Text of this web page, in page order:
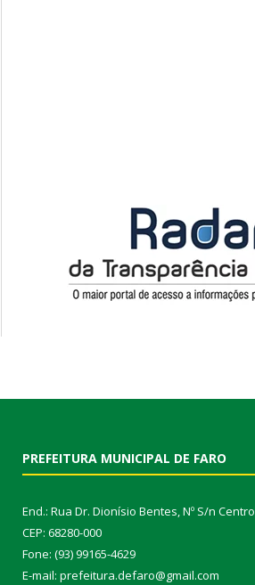
PREFEITURA MUNICIPAL DE FARO
End.: Rua Dr. Dionísio Bentes, Nº S/n Centro
CEP: 68280-000
Fone: (93) 99165-4629
E-mail: prefeitura.defaro@gmail.com